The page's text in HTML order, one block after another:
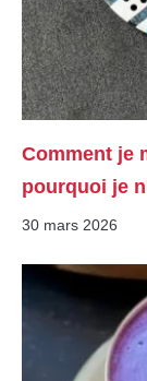
Comment je
pourquoi je
30 mars 2026